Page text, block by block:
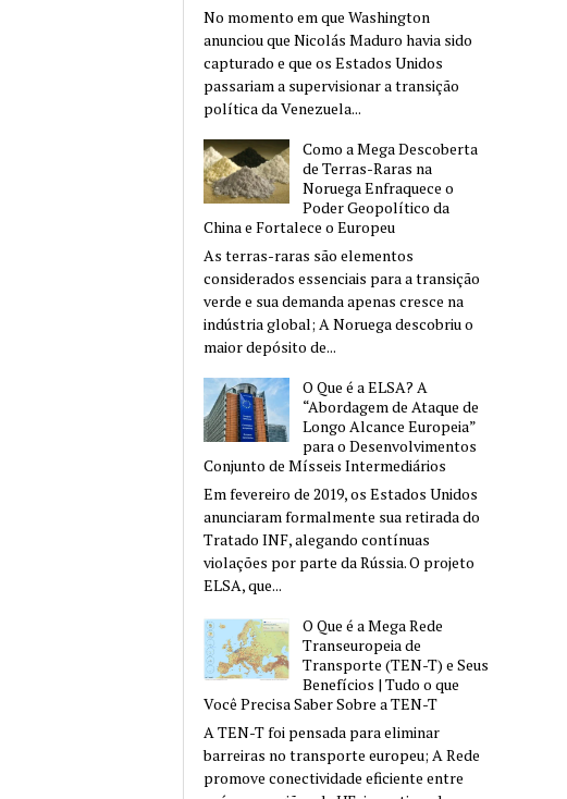
No momento em que Washington
anunciou que Nicolás Maduro havia sido
capturado e que os Estados Unidos
passariam a supervisionar a transição
política da Venezuela...
Como a Mega Descoberta
de Terras-Raras na
Noruega Enfraquece o
Poder Geopolítico da
China e Fortalece o Europeu
As terras-raras são elementos
considerados essenciais para a transição
verde e sua demanda apenas cresce na
indústria global; A Noruega descobriu o
maior depósito de...
O Que é a ELSA? A
“Abordagem de Ataque de
Longo Alcance Europeia”
para o Desenvolvimentos
Conjunto de Mísseis Intermediários
Em fevereiro de 2019, os Estados Unidos
anunciaram formalmente sua retirada do
Tratado INF, alegando contínuas
violações por parte da Rússia. O projeto
ELSA, que...
O Que é a Mega Rede
Transeuropeia de
Transporte (TEN-T) e Seus
Benefícios | Tudo o que
Você Precisa Saber Sobre a TEN-T
A TEN-T foi pensada para eliminar
barreiras no transporte europeu; A Rede
promove conectividade eficiente entre